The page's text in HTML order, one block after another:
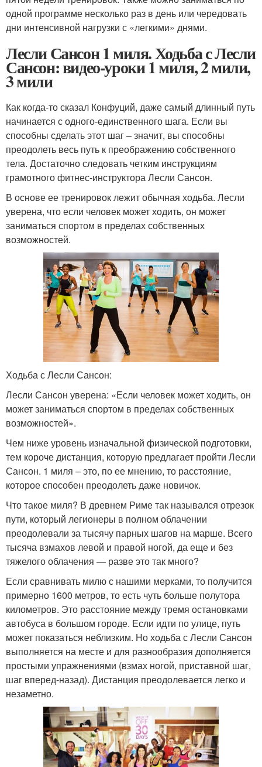
одной программе несколько раз в день или чередовать
дни интенсивной нагрузки с «легкими» днями.
Лесли Сансон 1 миля. Ходьба с Лесли
Сансон: видео-уроки 1 миля, 2 мили,
3 мили
Как когда-то сказал Конфуций, даже самый длинный путь
начинается с одного-единственного шага. Если вы
способны сделать этот шаг – значит, вы способны
преодолеть весь путь к преображению собственного
тела. Достаточно следовать четким инструкциям
грамотного фитнес-инструктора Лесли Сансон.
В основе ее тренировок лежит обычная ходьба. Лесли
уверена, что если человек может ходить, он может
заниматься спортом в пределах собственных
возможностей.
Ходьба с Лесли Сансон:
Лесли Сансон уверена: «Если человек может ходить, он
может заниматься спортом в пределах собственных
возможностей».
Чем ниже уровень изначальной физической подготовки,
тем короче дистанция, которую предлагает пройти Лесли
Сансон. 1 миля – это, по ее мнению, то расстояние,
которое способен преодолеть даже новичок.
Что такое миля? В древнем Риме так назывался отрезок
пути, который легионеры в полном облачении
преодолевали за тысячу парных шагов на марше. Всего
тысяча взмахов левой и правой ногой, да еще и без
тяжелого облачения — разве это так много?
Если сравнивать милю с нашими мерками, то получится
примерно 1600 метров, то есть чуть больше полутора
километров. Это расстояние между тремя остановками
автобуса в большом городе. Если идти по улице, путь
может показаться неблизким. Но ходьба с Лесли Сансон
выполняется на месте и для разнообразия дополняется
простыми упражнениями (взмах ногой, приставной шаг,
шаг вперед-назад). Дистанция преодолевается легко и
незаметно.